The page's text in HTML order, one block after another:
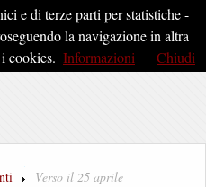
Futuro
Verso il 25 aprile
e di terze parti per statistiche -
la navigazione in altra
cookies. Informazioni Chiudi